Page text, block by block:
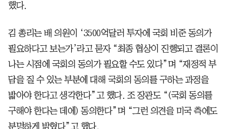
했다.
김 총리는 배 의원이 ‘3500억달러 투자에 국회 비준 동의가
필요하다고 보는가’라고 묻자 “최종 협상이 진행되고 결론이
나는 시점에 국회의 동의가 필요할 수도 있다”며 “재정적 부
담을 질 수 있는 부분에 대해 국회의 동의를 구하는 과정을
밟아야 한다고 생각한다”고 했다. 조 장관도 “(국회 동의를
구해야 한다는 데에) 동의한다”며 “그런 의견을 미국 측에도
분명하게 밝혔다”고 했다.